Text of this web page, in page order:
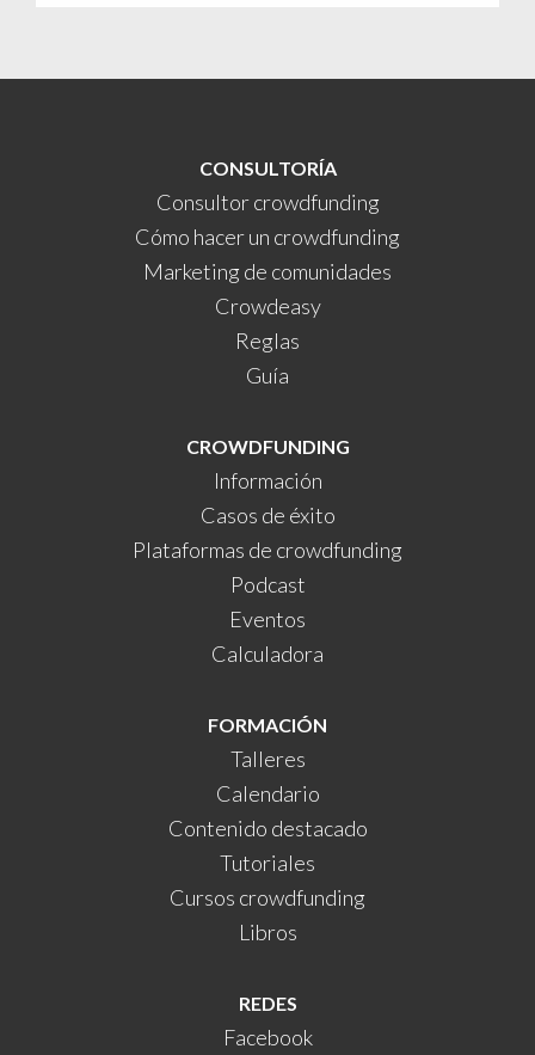
CONSULTORÍA
Consultor crowdfunding
Cómo hacer un crowdfunding
Marketing de comunidades
Crowdeasy
Reglas
Guía
CROWDFUNDING
Información
Casos de éxito
Plataformas de crowdfunding
Podcast
Eventos
Calculadora
FORMACIÓN
Talleres
Calendario
Contenido destacado
Tutoriales
Cursos crowdfunding
Libros
REDES
Facebook